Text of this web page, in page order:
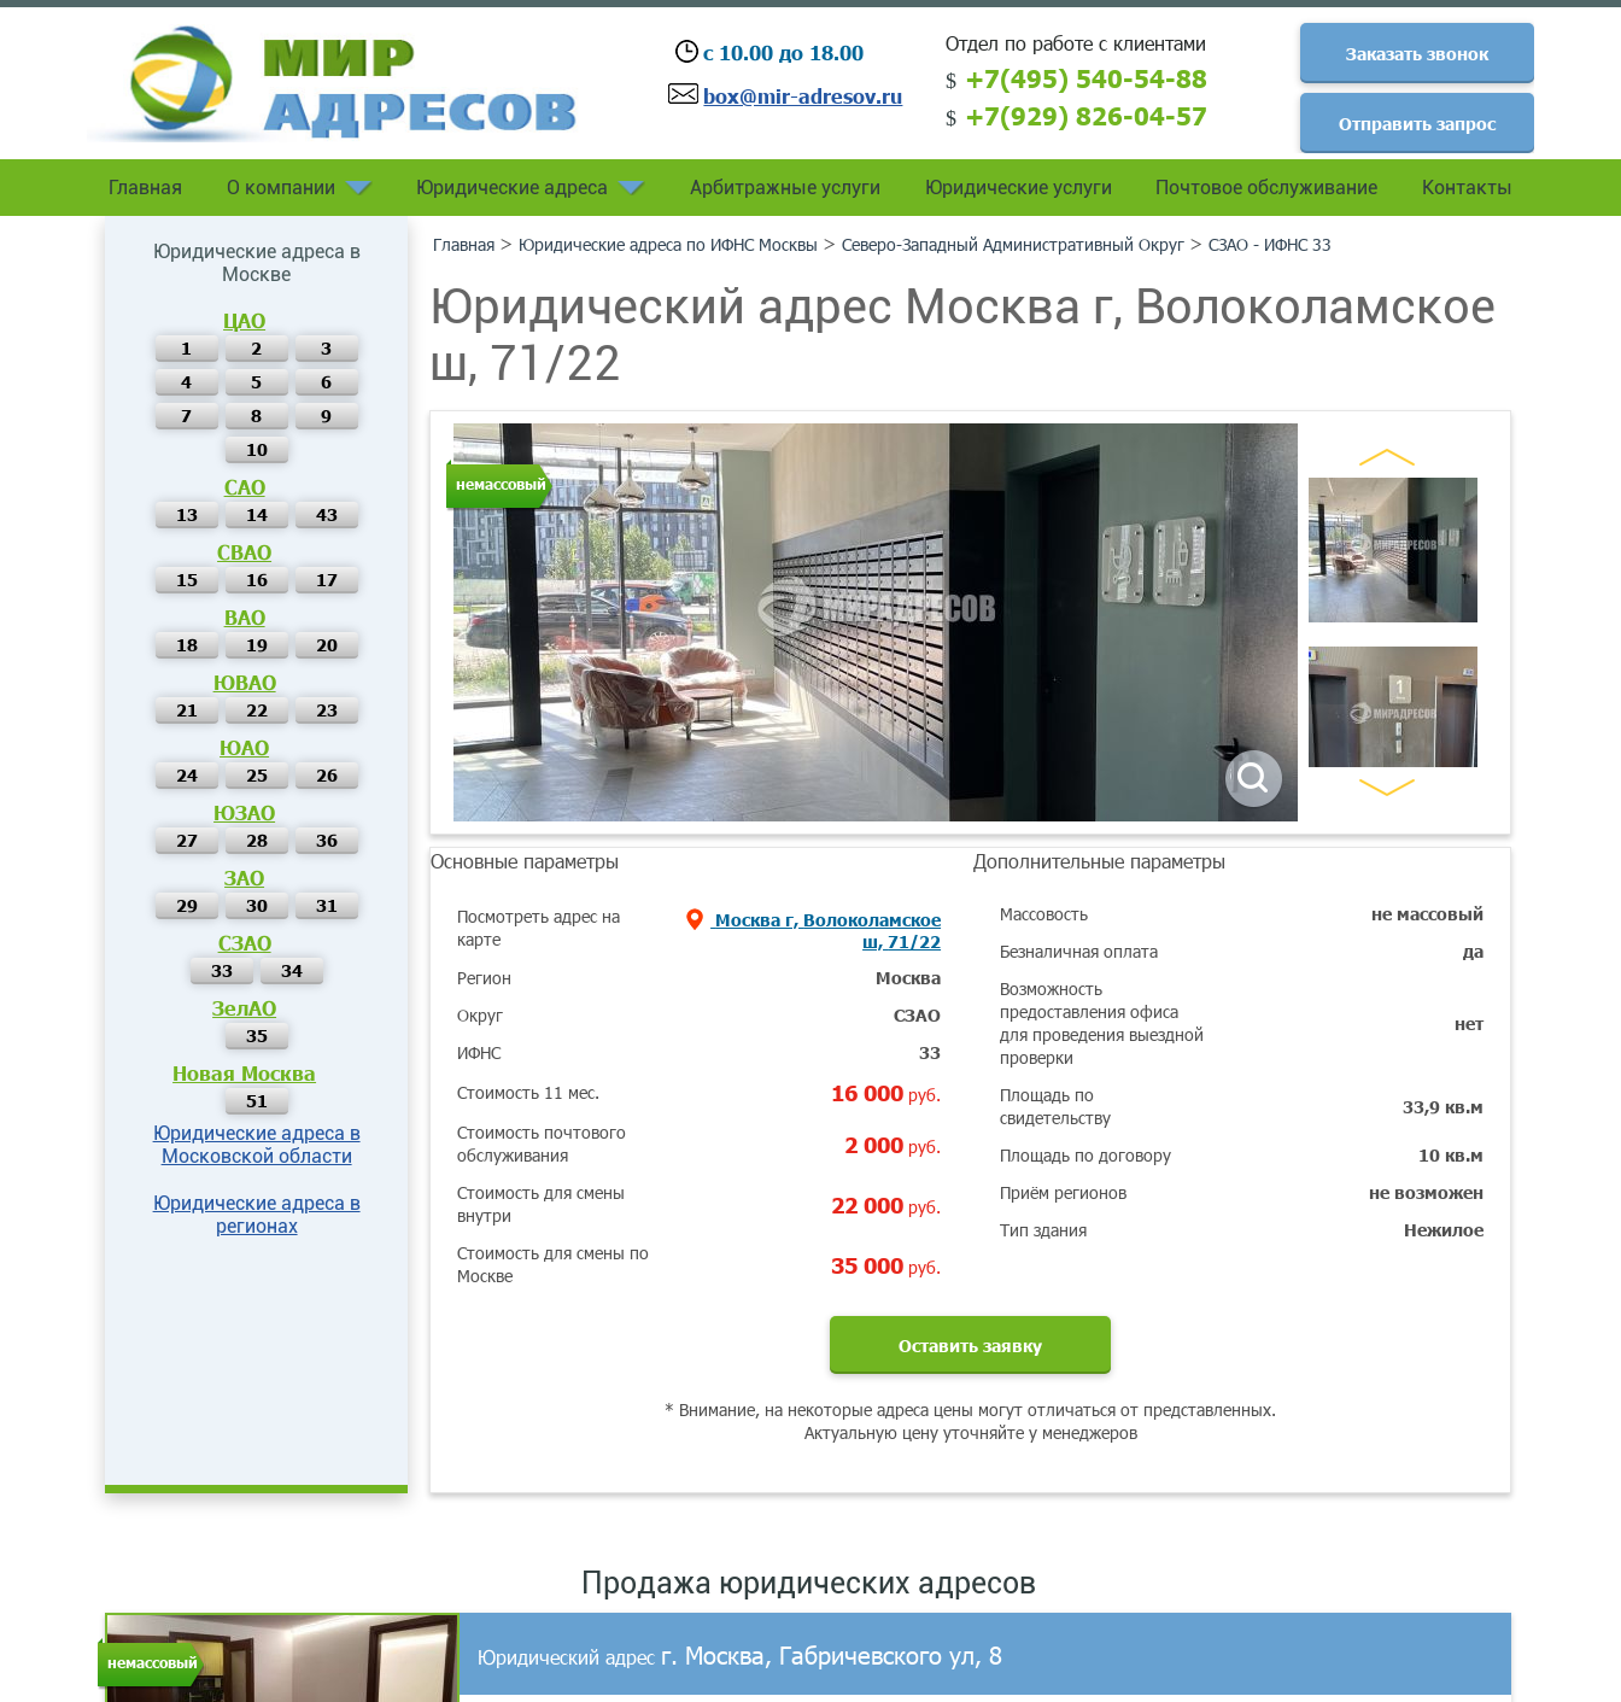
с 10.00 до 18.00
box@mir-adresov.ru
Отдел по работе с клиентами
+7(495) 540-54-88
+7(929) 826-04-57
Заказать звонок
Отправить запрос
Главная О компании Юридические адреса Арбитражные услуги Юридические услуги Почтовое обслуживание Контакты
Юридические адреса в
Москве
ЦАО
1 2
3
4
5
6
7
8
9
10
САО
13 14 43
СВАО
15 16 17
ВАО
18 19 20
ЮВАО
21 22 23
ЮАО
24 25 26
ЮЗАО
27 28 36
ЗАО
29 30 31
СЗАО
33 34
ЗелАО
35
Новая Москва
51
Юридические адреса в
Московской области
Юридические адреса в
регионах
Главная > Юридические адреса по ИФНС Москвы > Северо-Западный Административный Округ > СЗАО - ИФНС 33
Юридический адрес Москва г, Волоколамское
ш, 71/22
немассовый
Основные параметры
Посмотреть адрес на
карте
ш, 71/22
Регион Москва
Округ СЗАО
ИФНС 33
Стоимость 11 мес. 16 000 руб.
Стоимость почтового
обслуживания
2 000 руб.
Стоимость для смены
внутри
22 000 руб.
Стоимость для смены по
Москве
35 000 руб.
Дополнительные параметры
Массовость не массовый
Безналичная оплата да
Возможность
предоставления офиса
для проведения выездной
проверки
нет
Площадь по
свидетельству
33,9 кв.м
Площадь по договору 10 кв.м
Приём регионов не возможен
Тип здания Нежилое
Оставить заявку
* Внимание, на некоторые адреса цены могут отличаться от представленных.
Актуальную цену уточняйте у менеджеров
Продажа юридических адресов
немассовый Юридический адрес г. Москва, Габричевского ул, 8